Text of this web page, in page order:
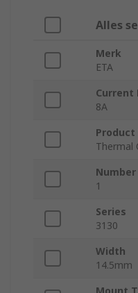
Alles
Merk
ETA
Current
8A
Product
Thermal
1
Series
3130
Width
14.5mm